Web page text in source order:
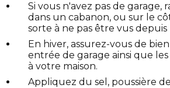
Si vous n'avez pas de garage,
dans un cabanon, ou sur le
sorte à ne pas être vus depuis
En hiver, assurez-vous de
entrée de garage ainsi que
à votre maison.
Appliquez du sel, poussière